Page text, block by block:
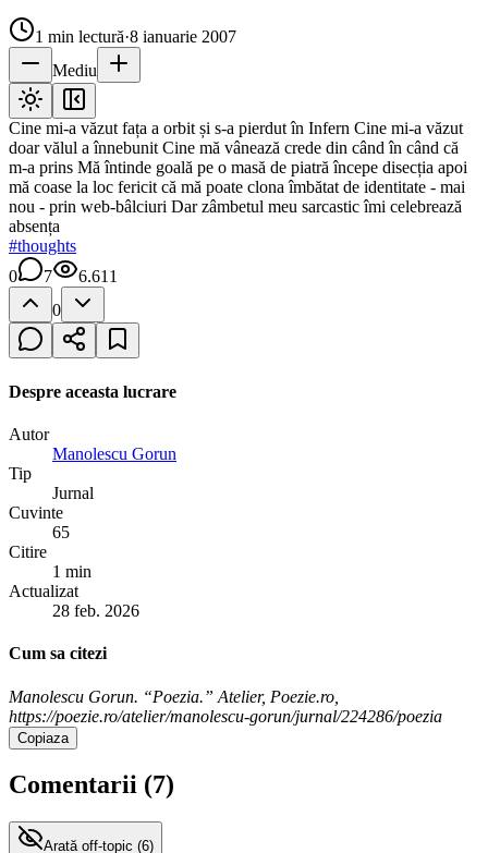
1 min lectură·8 ianuarie 2007
Mediu
Cine mi-a văzut fața a orbit și s-a pierdut în Infern Cine mi-a văzut
doar vălul a înnebunit Cine mă vânează crede din când în când că
m-a prins Mă întinde goală pe o masă de piatră începe disecția apoi
mă coase la loc fericit că mă poate clona îmbătat de identitate - mai
nou - prin web-bâlciuri Dar zâmbetul meu sarcastic îmi celebrează
absența
#thoughts
0
7
6.611
0
Despre aceasta lucrare
Autor
Manolescu Gorun
Tip
Jurnal
Cuvinte
65
Citire
1 min
Actualizat
28 feb. 2026
Cum sa citezi
Manolescu Gorun. “Poezia.” Atelier, Poezie.ro,
https://poezie.ro/atelier/manolescu-gorun/jurnal/224286/poezia
Copiaza
Comentarii (7)
Aratăoff-topic (6)